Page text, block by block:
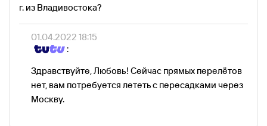
г. из Владивостока?
01.04.2022 18:15
:
Здравствуйте, Любовь! Сейчас прямых перелётов
нет, вам потребуется лететь с пересадками через
Москву.